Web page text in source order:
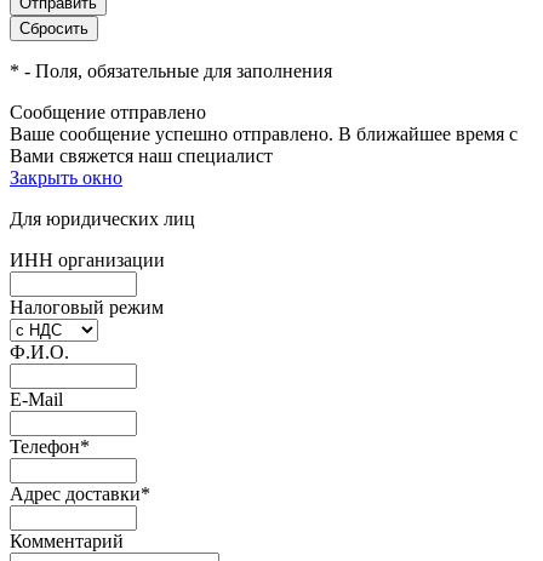
* - Поля, обязательные для заполнения
Сообщение отправлено
Ваше сообщение успешно отправлено. В ближайшее время с
Вами свяжется наш специалист
Закрыть окно
Для юридических лиц
ИНН организации
Налоговый режим
Ф.И.О.
E-Mail
Телефон*
Адрес доставки*
Комментарий